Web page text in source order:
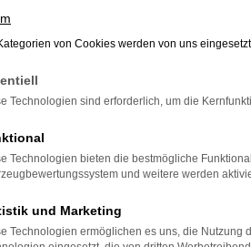
Error
von Cookies werden von uns
Technologien sind erforderlich, um die
Technologien bieten die bestmögliche
und weitere werden
und Marketing
Technologien ermöglichen es uns, die Nutzung